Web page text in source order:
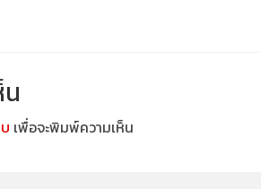
เพื่อจะพิมพ์ความเห็น